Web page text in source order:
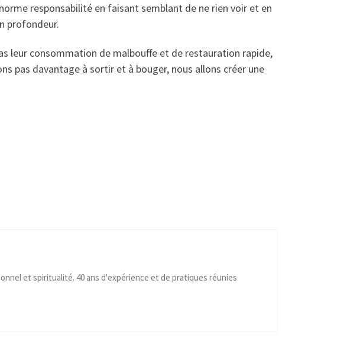
responsabilité en faisant semblant de ne rien voir et en
profondeur.
leur consommation de malbouffe et de restauration rapide,
pas davantage à sortir et à bouger, nous allons créer une
et spiritualité. 40 ans d'expérience et de pratiques réunies